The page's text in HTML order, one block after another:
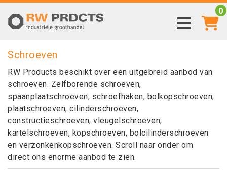
0
Schroeven
RW Products beschikt over een uitgebreid aanbod van
schroeven. Zelfborende schroeven,
spaanplaatschroeven, schroefhaken, bolkopschroeven,
plaatschroeven, cilinderschroeven,
constructieschroeven, vleugelschroeven,
kartelschroeven, kopschroeven, bolcilinderschroeven
en verzonkenkopschroeven. Scroll naar onder om
direct ons enorme aanbod te zien.